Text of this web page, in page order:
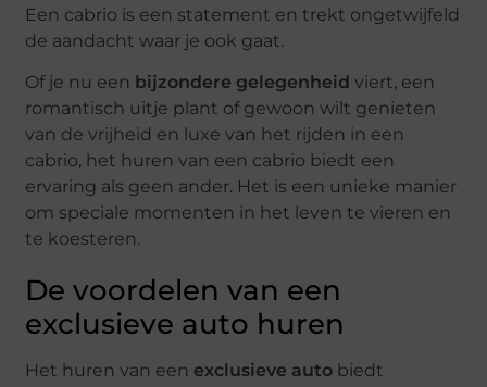
Een cabrio is een statement en trekt ongetwijfeld
de aandacht waar je ook gaat.
Of je nu een bijzondere gelegenheid viert, een
romantisch uitje plant of gewoon wilt genieten
van de vrijheid en luxe van het rijden in een
cabrio, het huren van een cabrio biedt een
ervaring als geen ander. Het is een unieke manier
om speciale momenten in het leven te vieren en
te koesteren.
De voordelen van een
exclusieve auto huren
Het huren van een exclusieve auto biedt